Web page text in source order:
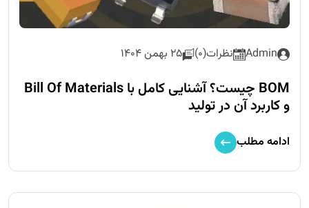
Admin نظرات(0) 25 بهمن 1404
BOM چیست؟ آشنایی کامل با Bill Of Materials
و کاربرد آن در تولید
ادامه مطلب